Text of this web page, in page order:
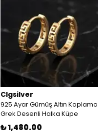
Clgsilver
925 Ayar Gümüş Altın Kaplama
Grek Desenli Halka Küpe
₺ 1,480.00